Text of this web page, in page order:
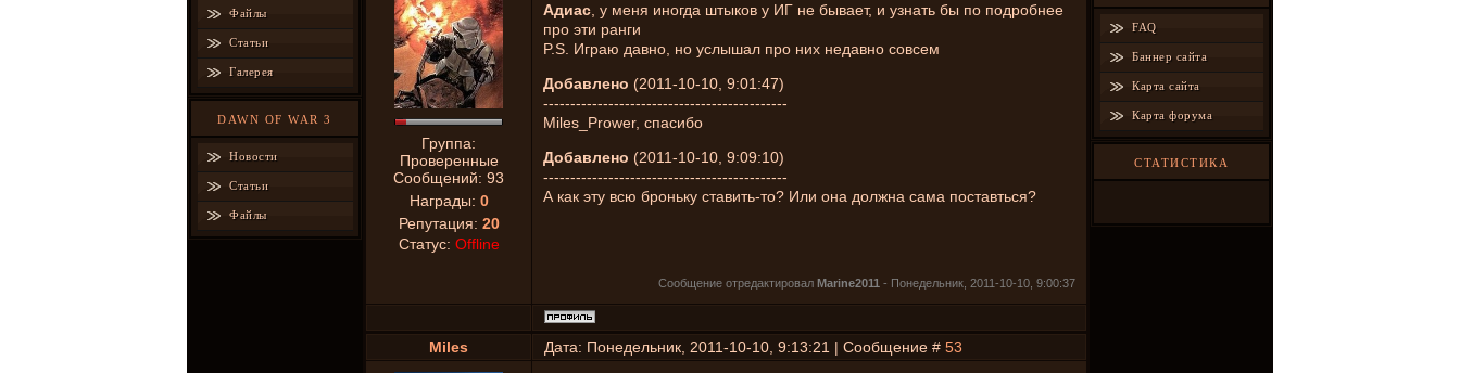
Файлы
Статьи
Галерея
DAWN OF WAR 3
Новости
Статьи
Файлы
Группа:
Проверенные
Сообщений: 93
Награды: 0
Репутация: 20
Статус: Offline
Адиас , у меня иногда штыков у ИГ не бывает, и узнать бы по подробнее
про эти ранги
P.S. Играю давно, но услышал про них недавно совсем
Добавлено (2011-10-10, 9:01:47)
---------------------------------------------
Miles_Prower, спасибо
Добавлено (2011-10-10, 9:09:10)
---------------------------------------------
А как эту всю броньку ставить-то? Или она должна сама поставться?
Сообщение отредактировал Marine2011 - Понедельник, 2011-10-10, 9:00:37
Miles Дата: Понедельник, 2011-10-10, 9:13:21 | Сообщение # 53
FAQ
Баннер сайта
Карта сайта
Карта форума
СТАТИСТИКА